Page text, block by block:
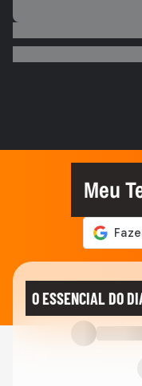
ao
Meu
O ESSENCIAL DO